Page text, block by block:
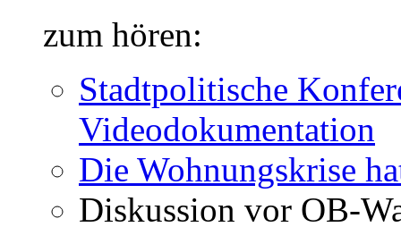
zum hören:
Stadtpolitische
Videodokumentation
Die Wohnungskrise
Diskussion vor OB-